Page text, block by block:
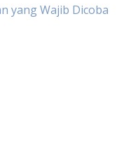
yang Wajib Dicoba